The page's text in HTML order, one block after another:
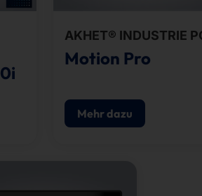
AKHET® INDUSTRIE
Motion Pro
Mehr dazu